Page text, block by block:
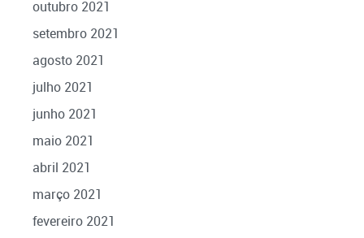
outubro 2021
setembro 2021
agosto 2021
julho 2021
junho 2021
maio 2021
abril 2021
março 2021
fevereiro 2021